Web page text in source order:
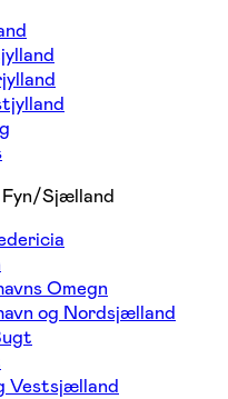
Sjælland
Omegn
og Nordsjælland
Vestsjælland